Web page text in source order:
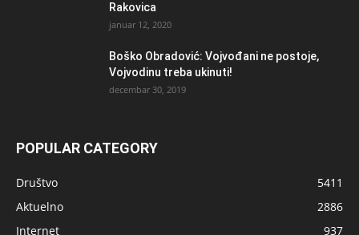
Rakovica
januar 12, 2020
Boško Obradović: Vojvođani ne postoje,
Vojvodinu treba ukinuti!
decembar 30, 2019
POPULAR CATEGORY
Društvo
5411
Aktuelno
2886
Internet
937